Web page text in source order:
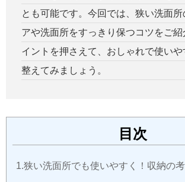
とも可能です。今回では、狭い洗面
アや洗面所をすっきり保つコツをご
イントを押さえて、おしゃれで使いや
整えてみましょう。
目次
狭い洗面所でも使いやすく！収納の